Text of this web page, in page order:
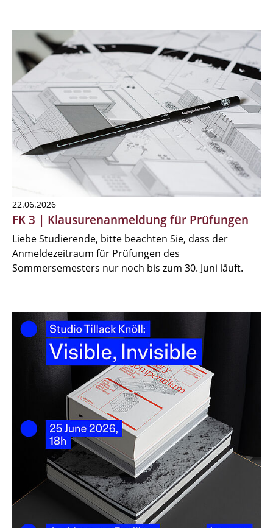
22.06.2026
FK 3 | Klausurenanmeldung für Prüfungen
Liebe Studierende, bitte beachten Sie, dass der
Anmeldezeitraum für Prüfungen des
Sommersemesters nur noch bis zum 30. Juni läuft.